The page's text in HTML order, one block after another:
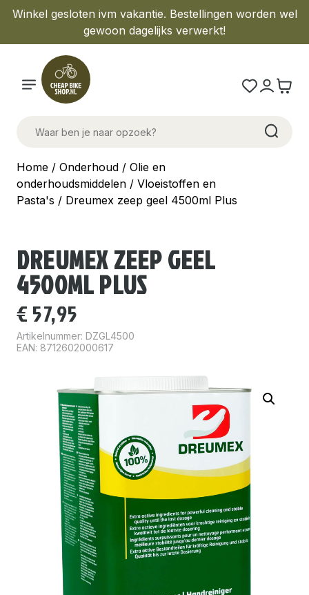
Winkel gesloten ivm vakantie. Bestellingen worden wel
gewoon dagelijks verwerkt!
Home / Onderhoud / Olie en
onderhoudsmiddelen / Vloeistoffen en
Pasta's / Dreumex zeep geel 4500ml Plus
DREUMEX ZEEP GEEL
4500ML PLUS
€ 57,95
Artikelnummer: DZGL4500
EAN: 8712602000617